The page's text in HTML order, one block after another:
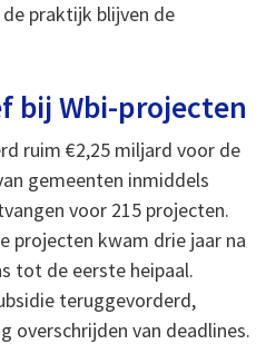
praktijk blijven de
bij Wbi-projecten
ruim €2,25 miljard voor de
gemeenten inmiddels
voor 215 projecten.
projecten kwam drie jaar na
tot de eerste heipaal.
teruggevorderd,
overschrijden van deadlines.